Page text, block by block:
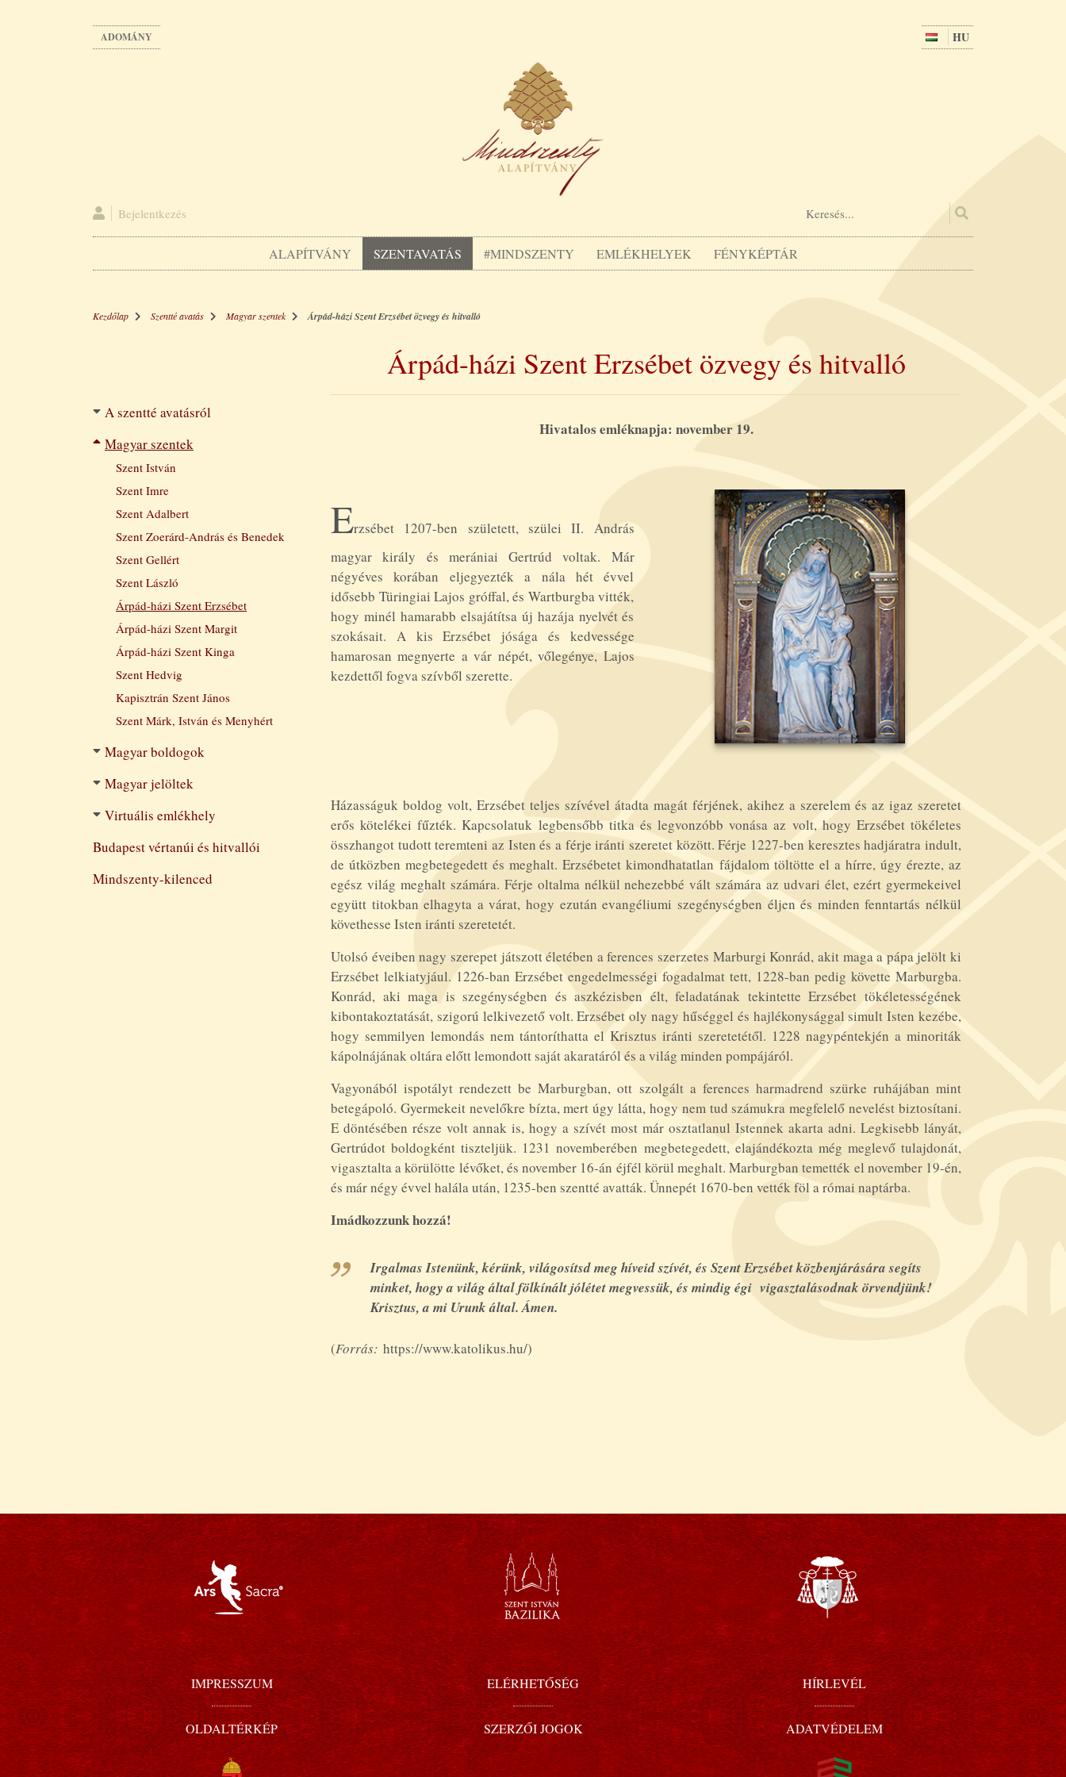
ADOMÁNY HU
Bejelentkezés
ALAPÍTVÁNY SZENTAVATÁS #MINDSZENTY EMLÉKHELYEK FÉNYKÉPTÁR
Kezdőlap Szentté avatás Magyar szentek Árpád-házi Szent Erzsébet özvegy és hitvalló
Filtered
navigation
A szentté avatásról
Magyar szentek
Szent István
Szent Imre
Szent Adalbert
Szent Zoerárd-András és Benedek
Szent Gellért
Szent László
Árpád-házi Szent Erzsébet
Árpád-házi Szent Margit
Árpád-házi Szent Kinga
Szent Hedvig
Kapisztrán Szent János
Szent Márk, István és Menyhért
Magyar boldogok
Magyar jelöltek
Virtuális emlékhely
Budapest vértanúi és hitvallói
Mindszenty-kilenced
Árpád-házi Szent Erzsébet özvegy és hitvalló
Hivatalos emléknapja: november 19.
Erzsébet 1207-ben született, szülei II. András
magyar király és merániai Gertrúd voltak. Már
négyéves korában eljegyezték a nála hét évvel
idősebb Türingiai Lajos gróffal, és Wartburgba vitték,
hogy minél hamarabb elsajátítsa új hazája nyelvét és
szokásait. A kis Erzsébet jósága és kedvessége
hamarosan megnyerte a vár népét, vőlegénye, Lajos
kezdettől fogva szívből szerette.
Házasságuk boldog volt, Erzsébet teljes szívével átadta magát férjének, akihez a szerelem és az igaz szeretet
erős kötelékei fűzték. Kapcsolatuk legbensőbb titka és legvonzóbb vonása az volt, hogy Erzsébet tökéletes
összhangot tudott teremteni az Isten és a férje iránti szeretet között. Férje 1227-ben keresztes hadjáratra indult,
de útközben megbetegedett és meghalt. Erzsébetet kimondhatatlan fájdalom töltötte el a hírre, úgy érezte, az
egész világ meghalt számára. Férje oltalma nélkül nehezebbé vált számára az udvari élet, ezért gyermekeivel
együtt titokban elhagyta a várat, hogy ezután evangéliumi szegénységben éljen és minden fenntartás nélkül
követhesse Isten iránti szeretetét.
Utolsó éveiben nagy szerepet játszott életében a ferences szerzetes Marburgi Konrád, akit maga a pápa jelölt ki
Erzsébet lelkiatyjául. 1226-ban Erzsébet engedelmességi fogadalmat tett, 1228-ban pedig követte Marburgba.
Konrád, aki maga is szegénységben és aszkézisben élt, feladatának tekintette Erzsébet tökéletességének
kibontakoztatását, szigorú lelkivezető volt. Erzsébet oly nagy hűséggel és hajlékonysággal simult Isten kezébe,
hogy semmilyen lemondás nem tántoríthatta el Krisztus iránti szeretetétől. 1228 nagypéntekjén a minoriták
kápolnájának oltára előtt lemondott saját akaratáról és a világ minden pompájáról.
Vagyonából ispotályt rendezett be Marburgban, ott szolgált a ferences harmadrend szürke ruhájában mint
betegápoló. Gyermekeit nevelőkre bízta, mert úgy látta, hogy nem tud számukra megfelelő nevelést biztosítani.
E döntésében része volt annak is, hogy a szívét most már osztatlanul Istennek akarta adni. Legkisebb lányát,
Gertrúdot boldogként tiszteljük. 1231 novemberében megbetegedett, elajándékozta még meglevő tulajdonát,
vigasztalta a körülötte lévőket, és november 16-án éjfél körül meghalt. Marburgban temették el november 19-én,
és már négy évvel halála után, 1235-ben szentté avatták. Ünnepét 1670-ben vették föl a római naptárba.
Imádkozzunk hozzá!
Irgalmas Istenünk, kérünk, világosítsd meg híveid szívét, és Szent Erzsébet közbenjárására segíts
minket, hogy a világ által fölkínált jólétet megvessük, és mindig égi vigasztalásodnak örvendjünk!
Krisztus, a mi Urunk által. Ámen.
(Forrás: https://www.katolikus.hu/)
IMPRESSZUM ELÉRHETŐSÉG HÍRLEVÉL
OLDALTÉRKÉP SZERZŐI JOGOK ADATVÉDELEM